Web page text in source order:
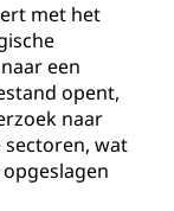
met het
een
opent,
naar
sectoren, wat